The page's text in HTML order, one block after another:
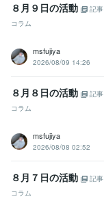
８月９日の活動
記事
コラム
msfujiya
2026/08/09 14:26
８月８日の活動
記事
コラム
msfujiya
2026/08/08 02:52
８月７日の活動
記事
コラム